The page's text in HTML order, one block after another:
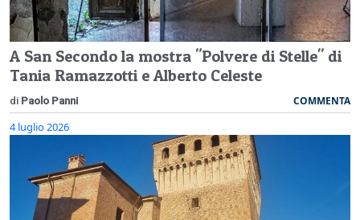
A San Secondo la mostra "Polvere di Stelle" di
Tania Ramazzotti e Alberto Celeste
di Paolo Panni COMMENTA
4 luglio 2026